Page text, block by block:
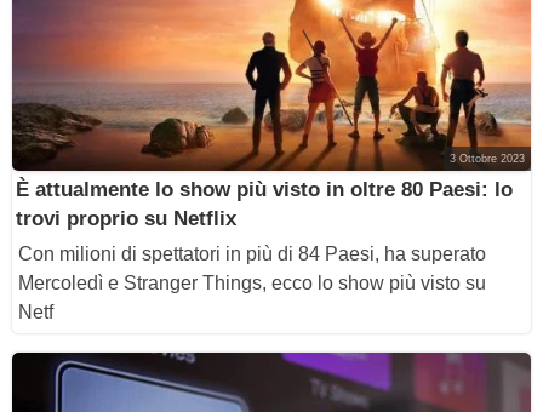
3 Ottobre 2023
È attualmente lo show più visto in oltre 80 Paesi: lo
trovi proprio su Netflix
Con milioni di spettatori in più di 84 Paesi, ha superato
Mercoledì e Stranger Things, ecco lo show più visto su
Netf